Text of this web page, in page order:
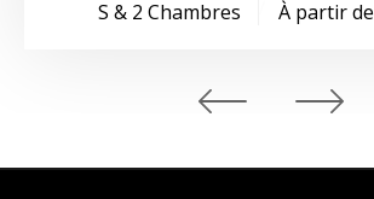
S & 2 Chambres À partir de